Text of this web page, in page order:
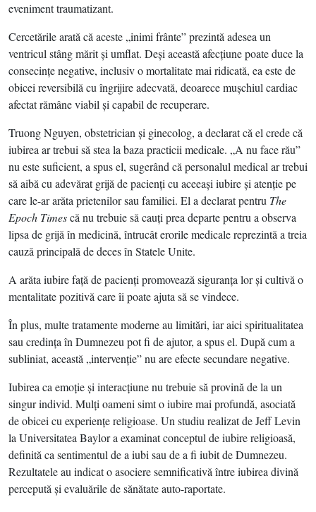
eveniment traumatizant.
Cercetările arată că aceste „inimi frânte” prezintă adesea un
ventricul stâng mărit şi umflat. Deşi această afecţiune poate duce la
consecinţe negative, inclusiv o mortalitate mai ridicată, ea este de
obicei reversibilă cu îngrijire adecvată, deoarece muşchiul cardiac
afectat rămâne viabil şi capabil de recuperare.
Truong Nguyen, obstetrician şi ginecolog, a declarat că el crede că
iubirea ar trebui să stea la baza practicii medicale. „A nu face rău”
nu este suficient, a spus el, sugerând că personalul medical ar trebui
să aibă cu adevărat grijă de pacienţi cu aceeaşi iubire şi atenţie pe
care le-ar arăta prietenilor sau familiei. El a declarat pentru The
Epoch Timescă nu trebuie să cauţi prea departe pentru a observa
lipsa de grijă în medicină, întrucât erorile medicale reprezintă a treia
cauză principală de deces în Statele Unite.
A arăta iubire faţă de pacienţi promovează siguranţa lor şi cultivă o
mentalitate pozitivă care îi poate ajuta să se vindece.
În plus, multe tratamente moderne au limitări, iar aici spiritualitatea
sau credinţa în Dumnezeu pot fi de ajutor, a spus el. După cum a
subliniat, această „intervenţie” nu are efecte secundare negative.
Iubirea ca emoţie şi interacţiune nu trebuie să provină de la un
singur individ. Mulţi oameni simt o iubire mai profundă, asociată
de obicei cu experienţe religioase. Un studiu realizat de Jeff Levin
la Universitatea Baylor a examinat conceptul de iubire religioasă,
definită ca sentimentul de a iubi sau de a fi iubit de Dumnezeu.
Rezultatele au indicat o asociere semnificativă între iubirea divină
percepută şi evaluările de sănătate auto-raportate.